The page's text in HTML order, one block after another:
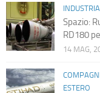
INDUSTRIA
Spazio:
RD180
14 MAG,
ESTERO